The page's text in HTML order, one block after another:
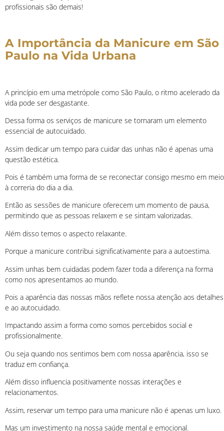
profissionais são demais!
A Importância da Manicure em São
Paulo na Vida Urbana
A princípio em uma metrópole como São Paulo, o ritmo acelerado da
vida pode ser desgastante.
Dessa forma os serviços de manicure se tornaram um elemento
essencial de autocuidado.
Assim dedicar um tempo para cuidar das unhas não é apenas uma
questão estética.
Pois é também uma forma de se reconectar consigo mesmo em meio
à correria do dia a dia.
Então as sessões de manicure oferecem um momento de pausa,
permitindo que as pessoas relaxem e se sintam valorizadas.
Além disso temos o aspecto relaxante.
Porque a manicure contribui significativamente para a autoestima.
Assim unhas bem cuidadas podem fazer toda a diferença na forma
como nos apresentamos ao mundo.
Pois a aparência das nossas mãos reflete nossa atenção aos detalhes
e ao autocuidado.
Impactando assim a forma como somos percebidos social e
profissionalmente.
Ou seja quando nos sentimos bem com nossa aparência, isso se
traduz em confiança.
Além disso influencia positivamente nossas interações e
relacionamentos.
Assim, reservar um tempo para uma manicure não é apenas um luxo.
Mas um investimento na nossa saúde mental e emocional.